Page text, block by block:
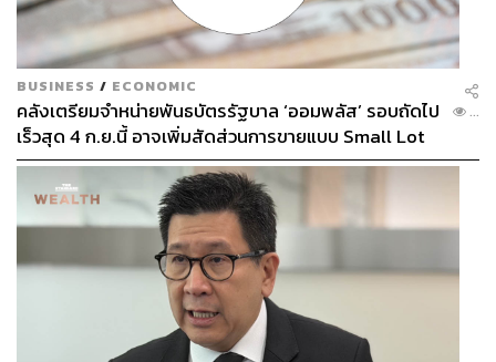
BUSINESS / ECONOMIC
คลังเตรียมจำหน่ายพันธบัตรรัฐบาล ‘ออมพลัส’ รอบถัดไป
เร็วสุด 4 ก.ย.นี้ อาจเพิ่มสัดส่วนการขายแบบ Small Lot
First มากขึ้น
...